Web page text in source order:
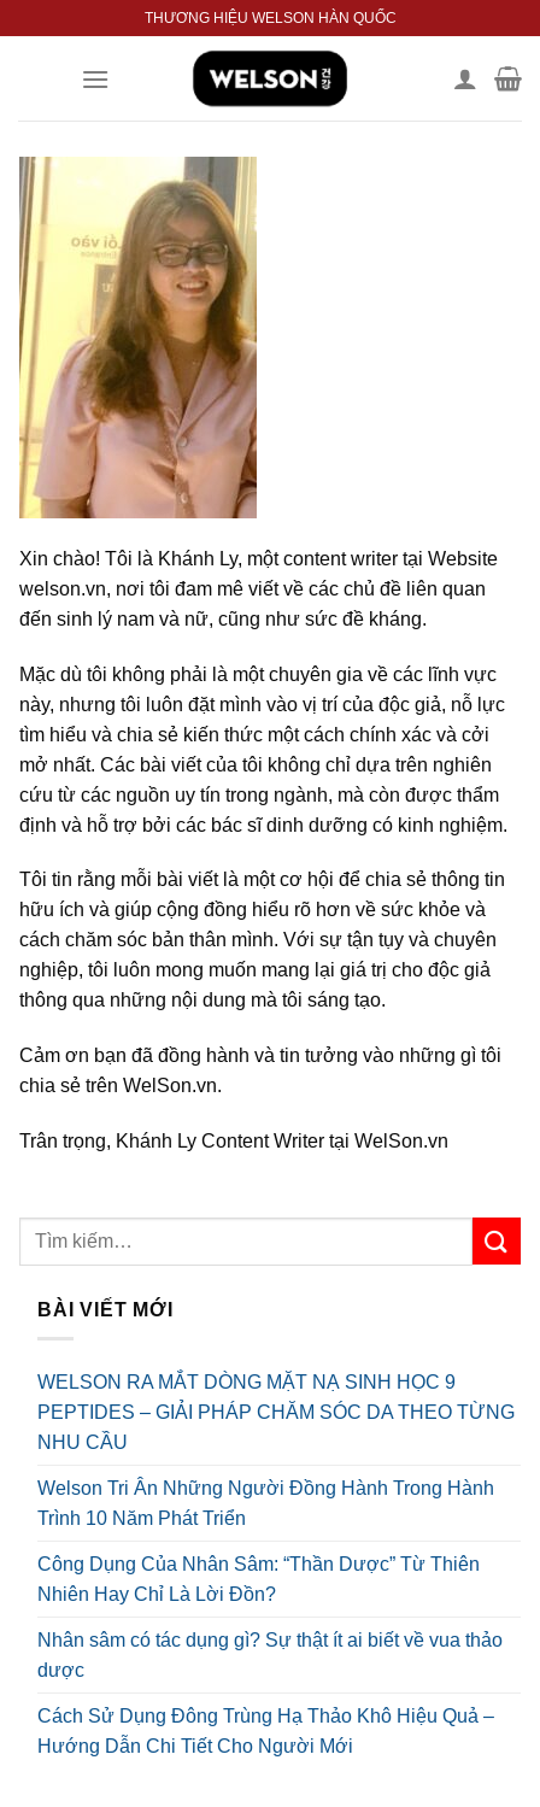
THƯƠNG HIỆU WELSON HÀN QUỐC
Xin chào! Tôi là Khánh Ly, một content writer tại Website
welson.vn, nơi tôi đam mê viết về các chủ đề liên quan
đến sinh lý nam và nữ, cũng như sức đề kháng.
Mặc dù tôi không phải là một chuyên gia về các lĩnh vực
này, nhưng tôi luôn đặt mình vào vị trí của độc giả, nỗ lực
tìm hiểu và chia sẻ kiến thức một cách chính xác và cởi
mở nhất. Các bài viết của tôi không chỉ dựa trên nghiên
cứu từ các nguồn uy tín trong ngành, mà còn được thẩm
định và hỗ trợ bởi các bác sĩ dinh dưỡng có kinh nghiệm.
Tôi tin rằng mỗi bài viết là một cơ hội để chia sẻ thông tin
hữu ích và giúp cộng đồng hiểu rõ hơn về sức khỏe và
cách chăm sóc bản thân mình. Với sự tận tụy và chuyên
nghiệp, tôi luôn mong muốn mang lại giá trị cho độc giả
thông qua những nội dung mà tôi sáng tạo.
Cảm ơn bạn đã đồng hành và tin tưởng vào những gì tôi
chia sẻ trên WelSon.vn.
Trân trọng, Khánh Ly Content Writer tại WelSon.vn
BÀI VIẾT MỚI
WELSON RA MẮT DÒNG MẶT NẠ SINH HỌC 9
PEPTIDES – GIẢI PHÁP CHĂM SÓC DA THEO TỪNG
NHU CẦU
Welson Tri Ân Những Người Đồng Hành Trong Hành
Trình 10 Năm Phát Triển
Công Dụng Của Nhân Sâm: “Thần Dược” Từ Thiên
Nhiên Hay Chỉ Là Lời Đồn?
Nhân sâm có tác dụng gì? Sự thật ít ai biết về vua thảo
dược
Cách Sử Dụng Đông Trùng Hạ Thảo Khô Hiệu Quả –
Hướng Dẫn Chi Tiết Cho Người Mới